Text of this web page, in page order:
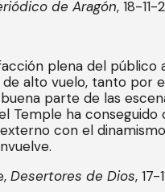
de Aragón, 18-11-
plena del público
alto vuelo, tanto por
parte de las
Temple ha
con el
Desertores de Dios, 17-